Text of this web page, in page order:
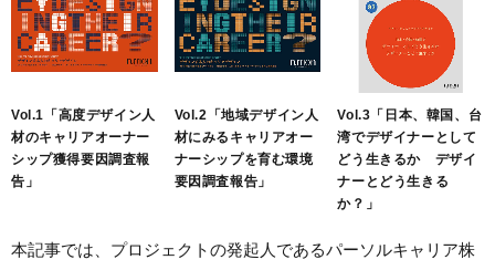
Vol.1「高度デザイン人
材のキャリアオーナー
シップ獲得要因調査報
告」
Vol.2「地域デザイン人
材にみるキャリアオー
ナーシップを育む環境
要因調査報告」
Vol.3「日本、韓国、台
湾でデザイナーとして
どう生きるか デザイ
ナーとどう生きる
か？」
本記事では、プロジェクトの発起人であるパーソルキャリア株